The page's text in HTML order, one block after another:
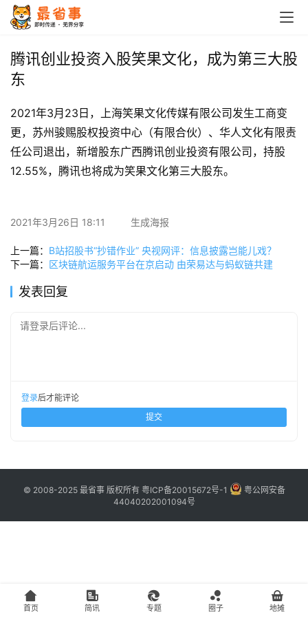
首
页
栏
专
题
圈
子
博
主
地
摊
客
腾讯创业投资入股笑果文化，成为第三大股
东
2021年3月23日，上海笑果文化传媒有限公司发生工商变
更，苏州骏赐股权投资中心（有限合伙）、华人文化有限责
任公司退出，新增股东广西腾讯创业投资有限公司，持股
12.55%，腾讯也将成为笑果文化第三大股东。
2021年3月26日 18:11 生成海报
上一篇： B站招股书“抄错作业” 央视网评：信息披露岂能儿戏？
下一篇： 区块链航运服务平台在京启动 由荣易达与蚂蚁链共建
发表回复
请登录后评论...
登录后才能评论
提交
© 2008-2025 最省事 版权所有 粤ICP备20015672号-1
粤公网安备
44040202001094号
首页 简讯 专题 圈子 地摊